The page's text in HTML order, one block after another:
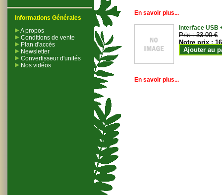
Informations Générales
A propos
Conditions de vente
Plan d'accès
Newsletter
Convertisseur d'unités
Nos vidéos
En savoir plus...
Interface USB
Prix :33.00 €
Notre prix :
Ajouter au
En savoir plus...